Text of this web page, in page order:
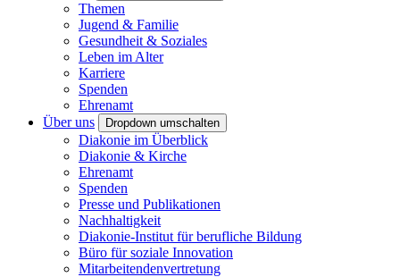
Themen
Jugend & Familie
Gesundheit & Soziales
Leben im Alter
Karriere
Spenden
Ehrenamt
Über uns
Dropdown umschalten
Diakonie im Überblick
Diakonie & Kirche
Ehrenamt
Spenden
Presse und Publikationen
Nachhaltigkeit
Diakonie-Institut für berufliche Bildung
Büro für soziale Innovation
Mitarbeitendenvertretung